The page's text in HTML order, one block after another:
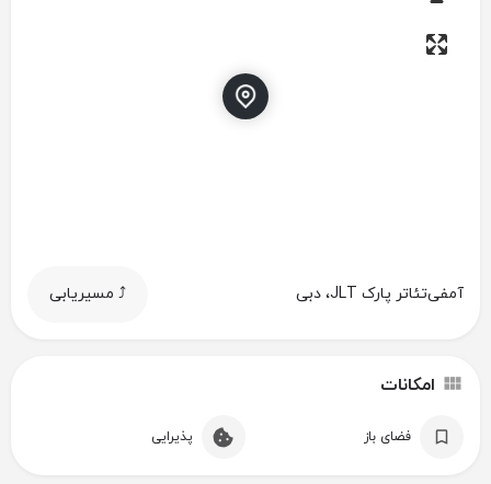
آمفی‌تئاتر پارک JLT، دبی ⤴️ مسیریابی
امکانات
فضای باز پذیرایی